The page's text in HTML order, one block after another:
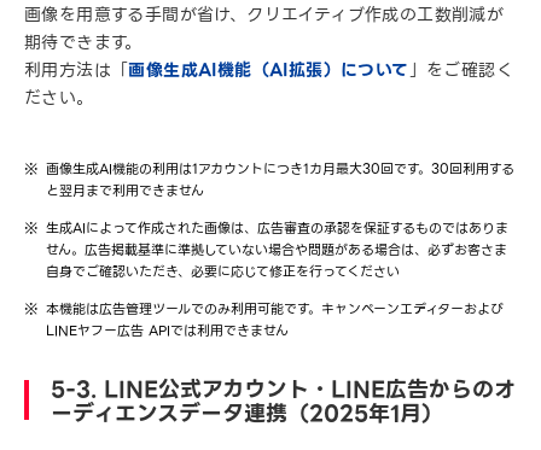
画像を用意する手間が省け、クリエイティブ作成の工数削減が
期待できます。
利用方法は「画像生成AI機能（AI拡張）について」をご確認く
ださい。
画像生成AI機能の利用は1アカウントにつき1カ月最大30回です。30回利用する
と翌月まで利用できません
生成AIによって作成された画像は、広告審査の承認を保証するものではありま
せん。広告掲載基準に準拠していない場合や問題がある場合は、必ずお客さま
自身でご確認いただき、必要に応じて修正を行ってください
本機能は広告管理ツールでのみ利用可能です。キャンペーンエディターおよび
LINEヤフー広告 APIでは利用できません
5-3. LINE公式アカウント・LINE広告からのオ
ーディエンスデータ連携（2025年1月）